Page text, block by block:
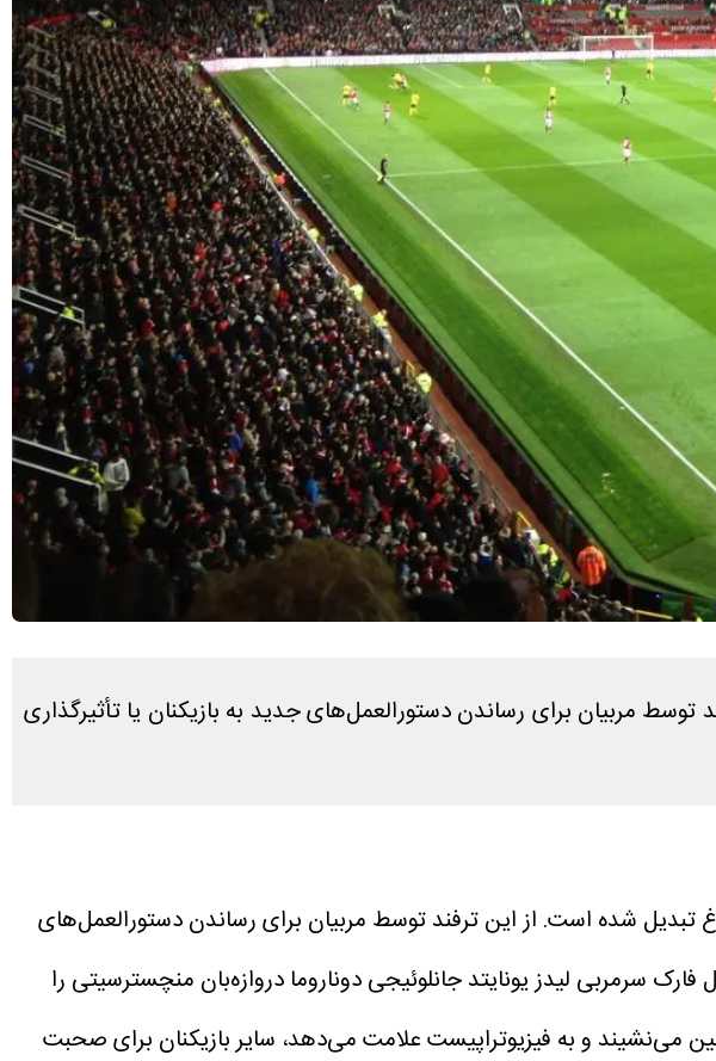
مربیان برای رساندن دستورالعمل‌های جدید به بازیکنان یا تأثیرگذاری
تبدیل شده است. از این ترفند توسط مربیان برای رساندن دستورالعمل‌های
فارک سرمربی لیدز یونایتد جانلوئیجی دوناروما دروازه‌بان منچسترسیتی را
می‌نشیند و به فیزیوتراپیست علامت می‌دهد، سایر بازیکنان برای صحبت